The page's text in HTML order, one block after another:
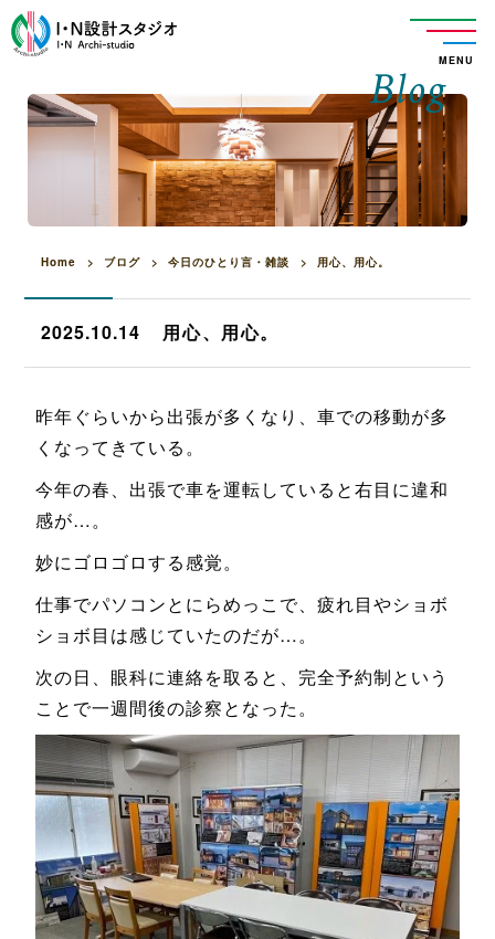
MENU
Blog
Home > ブログ > 今日のひとり言・雑談 > 用心、用心。
2025.10.14 用心、用心。
昨年ぐらいから出張が多くなり、車での移動が多
くなってきている。
今年の春、出張で車を運転していると右目に違和
感が…。
妙にゴロゴロする感覚。
仕事でパソコンとにらめっこで、疲れ目やショボ
ショボ目は感じていたのだが…。
次の日、眼科に連絡を取ると、完全予約制という
ことで一週間後の診察となった。